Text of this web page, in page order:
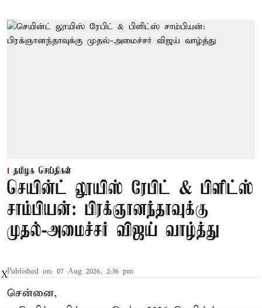
தமிழக செய்திகள்
செயின்ட் லூயிஸ் ரேபிட் & பிளிட்ஸ்
சாம்பியன்: பிரக்ஞானந்தாவுக்கு
முதல்-அமைச்சர் விஜய் வாழ்த்து
Published on: 07 Aug 2026, 2:36 pm
சென்னை,
X